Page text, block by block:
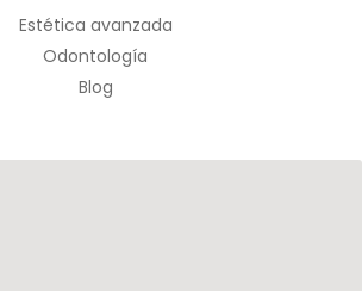
Estética avanzada
Odontología
Blog